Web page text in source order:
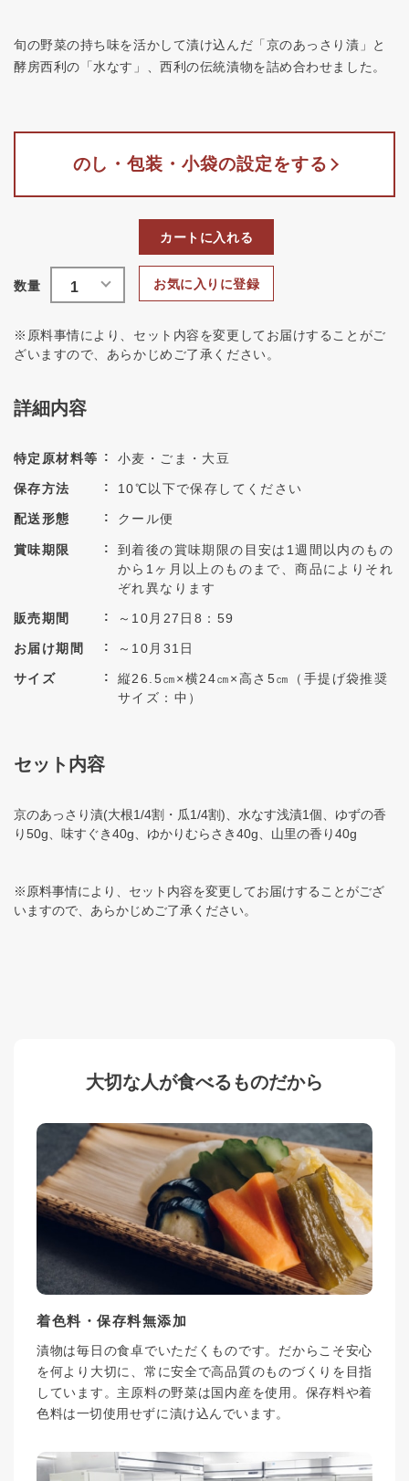
旬の野菜の持ち味を活かして漬け込んだ「京のあっさり漬」と
酵房西利の「水なす」、西利の伝統漬物を詰め合わせました。
のし・包装・小袋の設定をする
お気に入りに登録
カートに入れる
※原料事情により、セット内容を変更してお届けすることがご
ざいますので、あらかじめご了承ください。
詳細内容
特定原材料等 小麦・ごま・大豆
保存方法 10℃以下で保存してください
配送形態 クール便
賞味期限
到着後の賞味期限の目安は1週間以内のもの
から1ヶ月以上のものまで、商品によりそれ
ぞれ異なります
販売期間 ～10月27日8：59
お届け期間 ～10月31日
サイズ
縦26.5㎝×横24㎝×高さ5㎝（手提げ袋推奨
サイズ：中）
セット内容
京のあっさり漬(大根1/4割・瓜1/4割)、水なす浅漬1個、ゆずの香
り50g、味すぐき40g、ゆかりむらさき40g、山里の香り40g
※原料事情により、セット内容を変更してお届けすることがござ
いますので、あらかじめご了承ください。
大切な人が食べるものだから
着色料・保存料無添加
漬物は毎日の食卓でいただくものです。だからこそ安心
を何より大切に、常に安全で高品質のものづくりを目指
しています。主原料の野菜は国内産を使用。保存料や着
色料は一切使用せずに漬け込んでいます。